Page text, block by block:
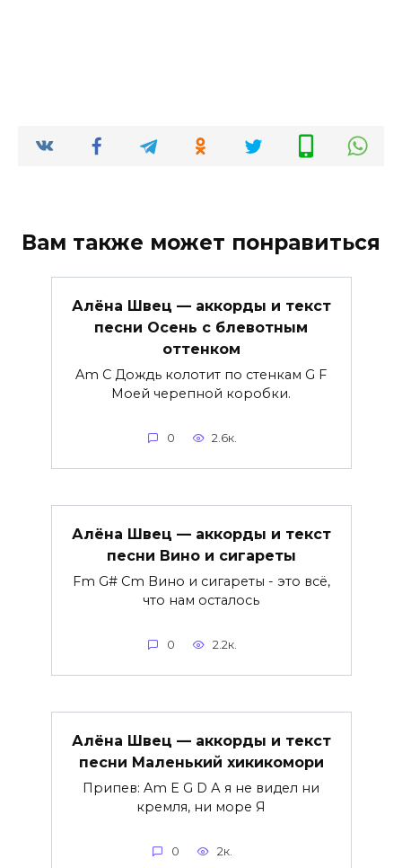
Вам также может понравиться
Алёна Швец — аккорды и текст
песни Осень с блевотным
оттенком
Am C Дождь колотит по стенкам G F
Моей черепной коробки.
0 2.6к.
Алёна Швец — аккорды и текст
песни Вино и сигареты
Fm G# Cm Вино и сигареты - это всё,
что нам осталось
0 2.2к.
Алёна Швец — аккорды и текст
песни Маленький хикикомори
Припев: Am E G D А я не видел ни
кремля, ни море Я
0 2к.